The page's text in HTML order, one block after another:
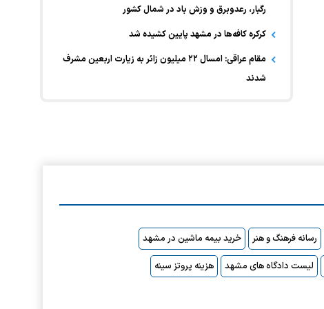
رگبار، رعدوبرق و وزش باد در شمال کشور
کرکره کافه‌ها در مشهد پایین کشیده شد
مقام عراقی: امسال ۲۲ میلیون زائر به زیارت اربعین مشرف
شدند
رسانه فرهنگ و هنر
خرید بیمه ماشین در مشهد
لیست دادگاه های مشهد هزینه پروتز سینه